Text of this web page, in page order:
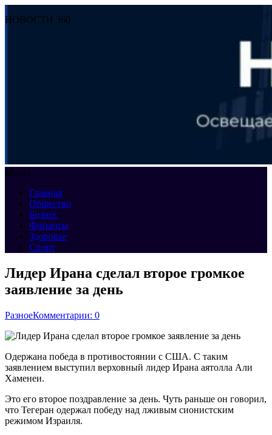
НОВОСТИ 360
Меню
Главная
Общество
Бизнес
Финансы
Здоровье
Спорт
Лидер Ирана сделал второе громкое
заявление за день
РазноеКомментарии: 0
Одержана победа в противостоянии с США. С таким
заявлением выступил верховный лидер Ирана аятолла Али
Хаменеи.
Это его второе поздравление за день. Чуть раньше он говорил,
что Тегеран одержал победу над лживым сионистским
режимом Израиля.